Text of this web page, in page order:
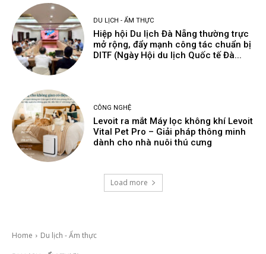
DU LỊCH - ẨM THỰC
Hiệp hội Du lịch Đà Nẵng thường trực
mở rộng, đẩy mạnh công tác chuẩn bị
DITF (Ngày Hội du lịch Quốc tế Đà...
CÔNG NGHỆ
Levoit ra mắt Máy lọc không khí Levoit
Vital Pet Pro – Giải pháp thông minh
dành cho nhà nuôi thú cưng
Load more